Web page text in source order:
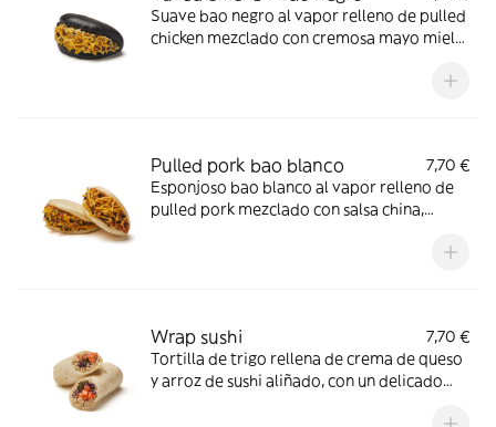
Suave bao negro al vapor relleno de pulled
chicken mezclado con cremosa mayo miel
Pulled pork bao blanco
7,70 €
Esponjoso bao blanco al vapor relleno de
pulled pork mezclado con salsa china,
Wrap sushi
7,70 €
Tortilla de trigo rellena de crema de queso
y arroz de sushi aliñado, con un delicado